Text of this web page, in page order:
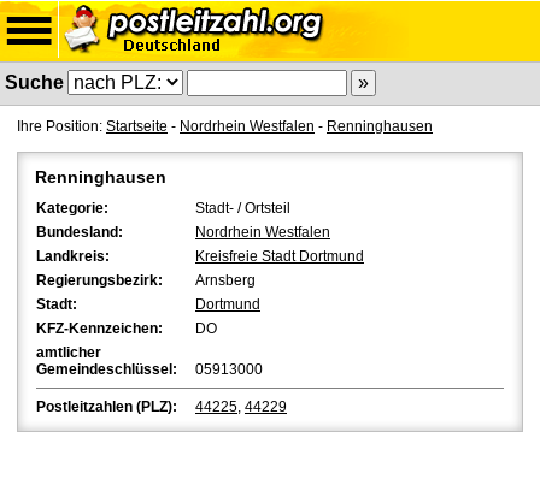
Suche
Ihre Position: Startseite - Nordrhein Westfalen - Renninghausen
Renninghausen
Kategorie:
Stadt- / Ortsteil
Bundesland:
Nordrhein Westfalen
Landkreis:
Kreisfreie Stadt Dortmund
Regierungsbezirk:
Arnsberg
Stadt:
Dortmund
KFZ-Kennzeichen:
DO
amtlicher
Gemeindeschlüssel:
05913000
Postleitzahlen (PLZ): 44225, 44229